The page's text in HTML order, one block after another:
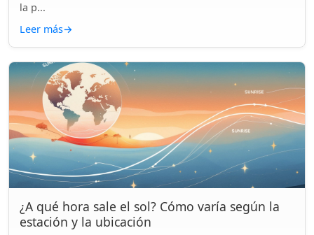
la p...
Leer más→
¿A qué hora sale el sol? Cómo varía según la
estación y la ubicación